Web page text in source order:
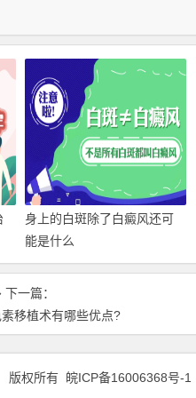
身上的白斑除了白癜风还可
能是什么
下一篇：
移植术有哪些优点?
版权所有 皖ICP备16006368号-1